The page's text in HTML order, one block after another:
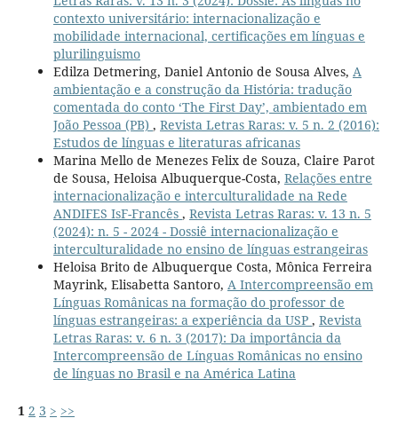
contexto universitário: internacionalização e
mobilidade internacional, certificações em línguas e
plurilinguismo
Edilza Detmering, Daniel Antonio de Sousa Alves, A
ambientação e a construção da História: tradução
comentada do conto ‘The First Day’, ambientado em
João Pessoa (PB) , Revista Letras Raras: v. 5 n. 2 (2016):
Estudos de línguas e literaturas africanas
Marina Mello de Menezes Felix de Souza, Claire Parot
de Sousa, Heloisa Albuquerque-Costa, Relações entre
internacionalização e interculturalidade na Rede
ANDIFES IsF-Francês , Revista Letras Raras: v. 13 n. 5
(2024): n. 5 - 2024 - Dossiê internacionalização e
interculturalidade no ensino de línguas estrangeiras
Heloisa Brito de Albuquerque Costa, Mônica Ferreira
Mayrink, Elisabetta Santoro, A Intercompreensão em
Línguas Românicas na formação do professor de
línguas estrangeiras: a experiência da USP , Revista
Letras Raras: v. 6 n. 3 (2017): Da importância da
Intercompreensão de Línguas Românicas no ensino
de línguas no Brasil e na América Latina
1 2 3 > >>